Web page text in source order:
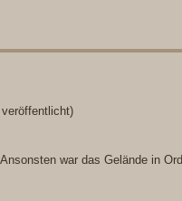
war das Gelände in